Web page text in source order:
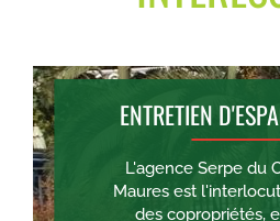
ENTRETIEN
L'agence Serpe du
Maures est
des copropriétés,